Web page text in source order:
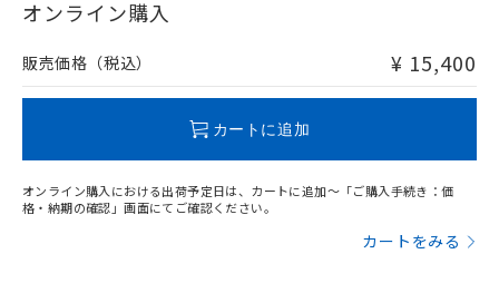
在庫等で未対応品が混在する可能性があります。
問い合わせください。
オンライン購入
販売価格（税込） ¥ 15,400
カートに追加
オンライン購入における出荷予定日は、カートに追加～「ご購入手続き：価
格・納期の確認」画面にてご確認ください。
カートをみる